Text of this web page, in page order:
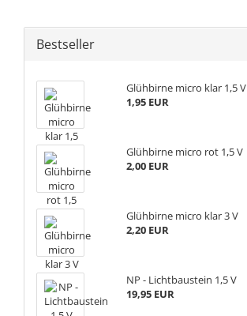
Bestseller
Glühbirne micro klar 1,5 V
1,95 EUR
Glühbirne micro rot 1,5 V
2,00 EUR
Glühbirne micro klar 3 V
2,20 EUR
NP - Lichtbaustein 1,5 V
19,95 EUR